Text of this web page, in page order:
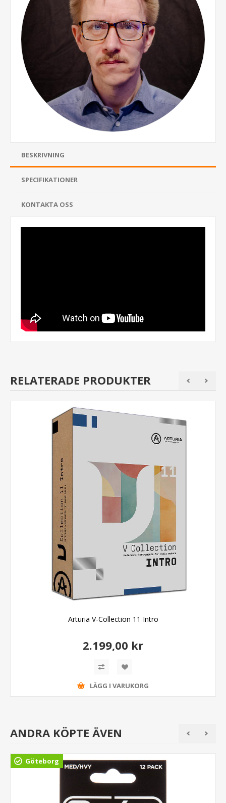
BESKRIVNING
SPECIFIKATIONER
KONTAKTA OSS
RELATERADE PRODUKTER
Arturia V-Collection 11 Intro
2.199,00 kr
LÄGG I VARUKORG
ANDRA KÖPTE ÄVEN
Göteborg